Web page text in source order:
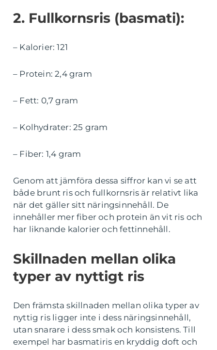
2. Fullkornsris (basmati):
– Kalorier: 121
– Protein: 2,4 gram
– Fett: 0,7 gram
– Kolhydrater: 25 gram
– Fiber: 1,4 gram
Genom att jämföra dessa siffror kan vi se att
både brunt ris och fullkornsris är relativt lika
när det gäller sitt näringsinnehåll. De
innehåller mer fiber och protein än vit ris och
har liknande kalorier och fettinnehåll.
Skillnaden mellan olika
typer av nyttigt ris
Den främsta skillnaden mellan olika typer av
nyttig ris ligger inte i dess näringsinnehåll,
utan snarare i dess smak och konsistens. Till
exempel har basmatiris en kryddig doft och